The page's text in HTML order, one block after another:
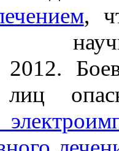
,
2012.
лиц